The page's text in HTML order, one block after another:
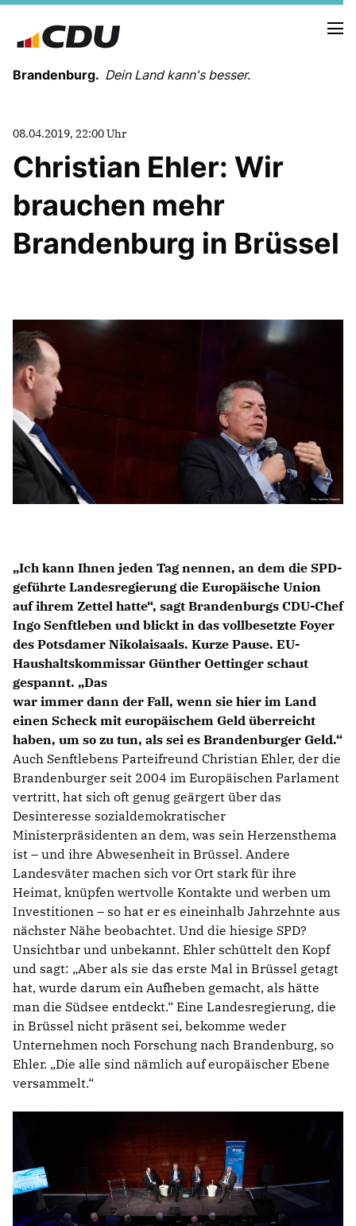
Brandenburg. Dein Land kann's besser.
LANDESVORSTAND
LANDESGESCHÄFTSSTELLE
ORGANISATION
KREISVERBÄNDE
IN DER LANDESREGIERUNG
IM BUNDESTAG
IM EUROPÄISCHEN PARLAMENT
WICHTIGE BESCHLÜSSE DER CDU BRANDENBURG
75 JAHRE CDU BRANDENBURG
PRESSE
SPENDEN
08.04.2019, 22:00 Uhr
Christian Ehler: Wir
brauchen mehr
Brandenburg in Brüssel
Ich kann Ihnen jeden Tag nennen, an dem die SPD-
geführte Landesregierung die Europäische Union
auf ihrem Zettel hatte“, sagt Brandenburgs CDU-Chef
Ingo Senftleben und blickt in das vollbesetzte Foyer
des Potsdamer Nikolaisaals. Kurze Pause. EU-
Haushaltskommissar Günther Oettinger schaut
gespannt. „Das
war immer dann der Fall, wenn sie hier im Land
einen Scheck mit europäischem Geld überreicht
haben, um so zu tun, als sei es Brandenburger Geld.“
Auch Senftlebens Parteifreund Christian Ehler, der die
Brandenburger seit 2004 im Europäischen Parlament
vertritt, hat sich oft genug geärgert über das
Desinteresse sozialdemokratischer
Ministerpräsidenten an dem, was sein Herzensthema
ist – und ihre Abwesenheit in Brüssel. Andere
Landesväter machen sich vor Ort stark für ihre
Heimat, knüpfen wertvolle Kontakte und werben um
Investitionen – so hat er es eineinhalb Jahrzehnte aus
nächster Nähe beobachtet. Und die hiesige SPD?
Unsichtbar und unbekannt. Ehler schüttelt den Kopf
und sagt: „Aber als sie das erste Mal in Brüssel getagt
hat, wurde darum ein Aufheben gemacht, als hätte
man die Südsee entdeckt.“ Eine Landesregierung, die
in Brüssel nicht präsent sei, bekomme weder
Unternehmen noch Forschung nach Brandenburg, so
Ehler. „Die alle sind nämlich auf europäischer Ebene
versammelt.“